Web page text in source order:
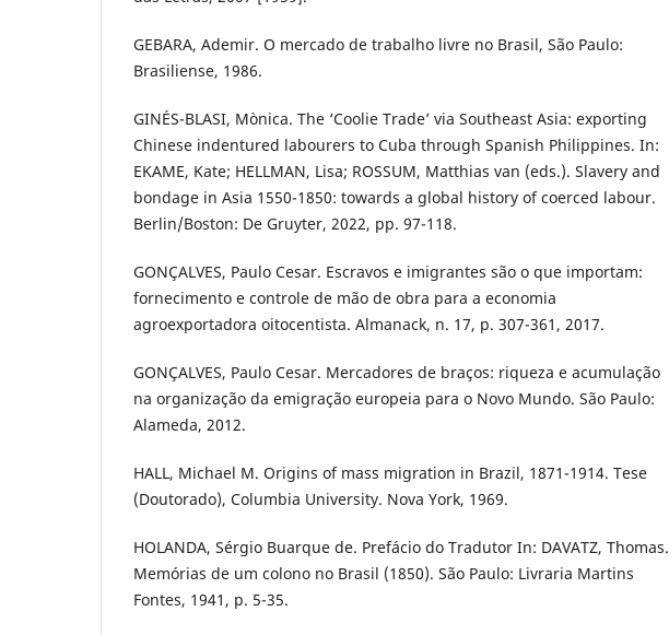
GEBARA, Ademir. O mercado de trabalho livre no Brasil, São Paulo:
Brasiliense, 1986.
GINÉS-BLASI, Mònica. The ‘Coolie Trade’ via Southeast Asia: exporting
Chinese indentured labourers to Cuba through Spanish Philippines. In:
EKAME, Kate; HELLMAN, Lisa; ROSSUM, Matthias van (eds.). Slavery and
bondage in Asia 1550-1850: towards a global history of coerced labour.
Berlin/Boston: De Gruyter, 2022, pp. 97-118.
GONÇALVES, Paulo Cesar. Escravos e imigrantes são o que importam:
fornecimento e controle de mão de obra para a economia
agroexportadora oitocentista. Almanack, n. 17, p. 307-361, 2017.
GONÇALVES, Paulo Cesar. Mercadores de braços: riqueza e acumulação
na organização da emigração europeia para o Novo Mundo. São Paulo:
Alameda, 2012.
HALL, Michael M. Origins of mass migration in Brazil, 1871-1914. Tese
(Doutorado), Columbia University. Nova York, 1969.
HOLANDA, Sérgio Buarque de. Prefácio do Tradutor In: DAVATZ, Thomas.
Memórias de um colono no Brasil (1850). São Paulo: Livraria Martins
Fontes, 1941, p. 5-35.